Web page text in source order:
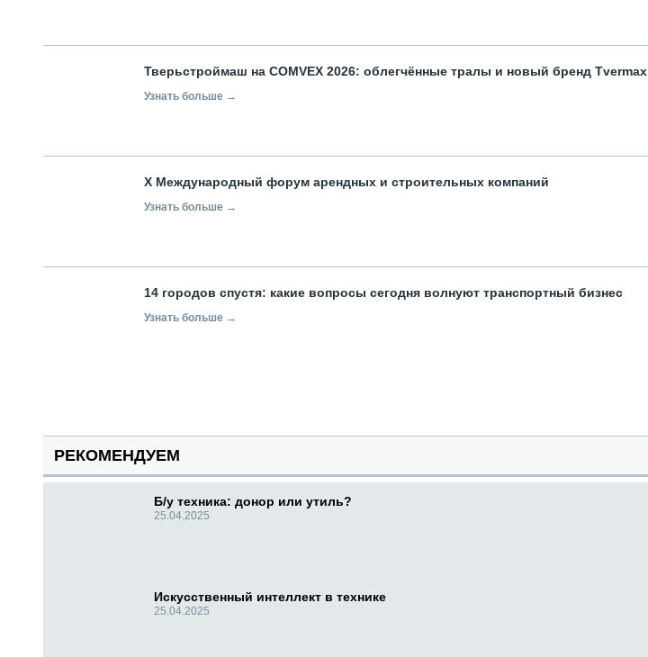
Тверьстроймаш на COMVEX 2026: облегчённые тралы и новый бренд Tvermax
Узнать больше →
X Международный форум арендных и строительных компаний
Узнать больше →
14 городов спустя: какие вопросы сегодня волнуют транспортный бизнес
Узнать больше →
РЕКОМЕНДУЕМ
Б/у техника: донор или утиль?
25.04.2025
Искусственный интеллект в технике
25.04.2025